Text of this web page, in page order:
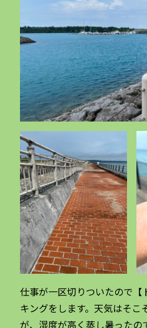
仕事が一区切りついたので【
キングをします。天気はそこ
が、湿度が高く蒸し暑ったの